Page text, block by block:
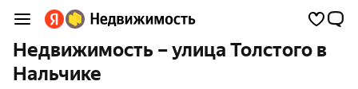
Недвижимость – улица Толстого в
Нальчике